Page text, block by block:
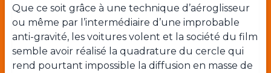
Que ce soit grâce à une technique d’aéroglisseur
ou même par l’intermédiaire d’une improbable
anti-gravité, les voitures volent et la société du film
semble avoir réalisé la quadrature du cercle qui
rend pourtant impossible la diffusion en masse de